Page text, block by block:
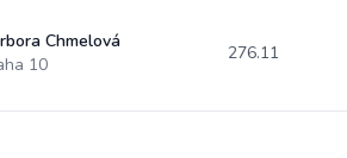
Chmelová
10
276.11